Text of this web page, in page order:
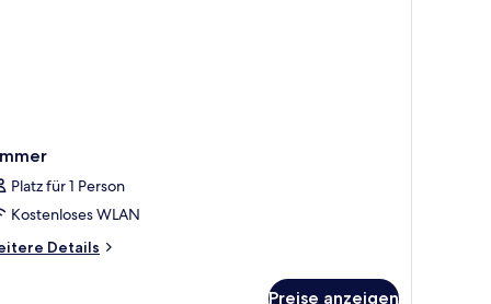
Platz für 1 Person
Kostenloses WLAN
Details
Preise anzeigen